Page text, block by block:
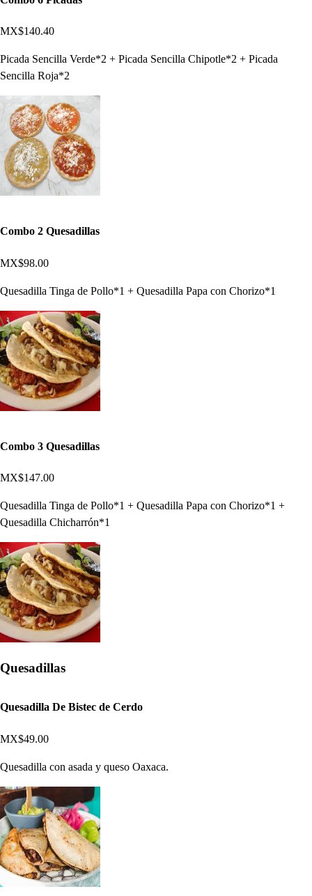
MX$140.40
Picada Sencilla Verde*2 + Picada Sencilla Chipotle*2 + Picada
Sencilla Roja*2
Combo 2 Quesadillas
MX$98.00
Quesadilla Tinga de Pollo*1 + Quesadilla Papa con Chorizo*1
Combo 3 Quesadillas
MX$147.00
Quesadilla Tinga de Pollo*1 + Quesadilla Papa con Chorizo*1 +
Quesadilla Chicharrón*1
Quesadillas
Quesadilla De Bistec de Cerdo
MX$49.00
Quesadilla con asada y queso Oaxaca.